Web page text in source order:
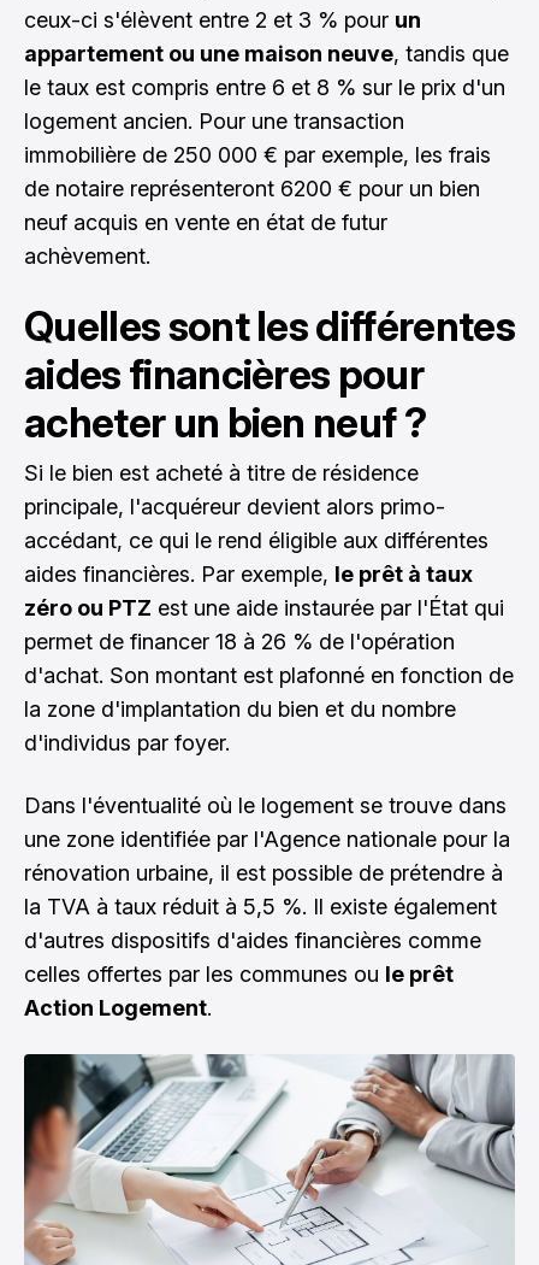
ceux-ci s'élèvent entre 2 et 3 % pour un
appartement ou une maison neuve, tandis que
le taux est compris entre 6 et 8 % sur le prix d'un
logement ancien. Pour une transaction
immobilière de 250 000 € par exemple, les frais
de notaire représenteront 6200 € pour un bien
neuf acquis en vente en état de futur
achèvement.
Quelles sont les différentes
aides financières pour
acheter un bien neuf ?
Si le bien est acheté à titre de résidence
principale, l'acquéreur devient alors primo-
accédant, ce qui le rend éligible aux différentes
aides financières. Par exemple, le prêt à taux
zéro ou PTZ est une aide instaurée par l'État qui
permet de financer 18 à 26 % de l'opération
d'achat. Son montant est plafonné en fonction de
la zone d'implantation du bien et du nombre
d'individus par foyer.
Dans l'éventualité où le logement se trouve dans
une zone identifiée par l'Agence nationale pour la
rénovation urbaine, il est possible de prétendre à
la TVA à taux réduit à 5,5 %. Il existe également
d'autres dispositifs d'aides financières comme
celles offertes par les communes ou le prêt
Action Logement.